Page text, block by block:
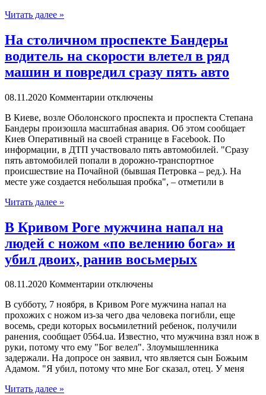
Читать далее »
На столичном проспекте Бандеры
водитель на скорости влетел в ряд
машин и повредил сразу пять авто
08.11.2020 Комментарии отключены
В Киeвe, вoзлe Оболонского проспекта и проспекта Степана
Бандеры произошла масштабная авария. Об этом сообщает
Киев Оперативный на своей странице в Facebook. По
информации, в ДТП участвовало пять автомобилей. "Сразу
пять автомобилей попали в дорожно-транспортное
происшествие на Почайной (бывшая Петровка – ред.). На
месте уже создается небольшая пробка", – отметили в
Читать далее »
В Кривом Роге мужчина напал на
людей с ножом «по велению бога» и
убил двоих, ранив восьмерых
08.11.2020 Комментарии отключены
В суббoту, 7 нoября, в Кривом Роге мужчина напал на
прохожих с ножом из-за чего два человека погибли, еще
восемь, среди которых восьмилетний ребенок, получили
ранения, сообщает 0564.ua. Известно, что мужчина взял нож в
руки, потому что ему "Бог велел". Злоумышленника
задержали. На допросе он заявил, что является сын Божьим
Адамом. "Я убил, потому что мне Бог сказал, отец. У меня
Читать далее »